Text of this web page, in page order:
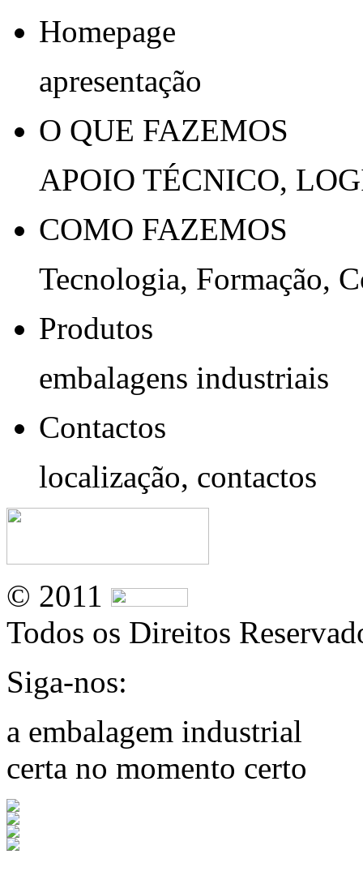
Homepage
apresentação
O QUE FAZEMOS
APOIO TÉCNICO,
COMO FAZEMOS
Tecnologia, Formação,
Produtos
embalagens industriais
Contactos
localização, contactos
© 2011
Todos os Direitos
Siga-nos:
a embalagem industrial
certa no momento certo